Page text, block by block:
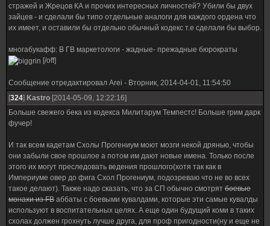
стражей и Жрецов КА и прочих интересных личностей? Убили бы двух
зайцев - и сделали бы типо отдельные аналоги для каждого ордена что
их имеет, и оставили бы отдельно обычный кодекс т.е сделали бы выбор.
многабукафф: В ГВ маркетологи - жадные- прежадные бюрократы
[/off]
Сообщение отредактировал Arei - Вторник, 2014-04-01, 11:54:50
[324] Kastro [2014-05-09, 12:22:16]
Больше свежего бека из кодекса Милитарум Темпестс! Больше грим дарк
фучер!
И так всем кадетам Схолы Прогениум моют мозги некой дрянью, чтобы
они забыли свое прошлое а потом им дают новые имена. Только после
этого их могут преследовать ведения прошлого(хотя так как в
Империуме овер до фига Схол Прогениум, подозреваю что не во всех
такое делают). Также надо сказать, что за СП обычно смотрят боевые
монахи из FB аббаты с боевыми кувалдами, которые эти самые кувалды
используют в воспитательных целях. А еще один будущий коми в таких
схолах должен грохнуть лучше друга, для проф пригодности(ну и еще не